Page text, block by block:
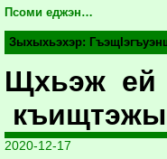
Псоми еджэн…
Зыхыхьэхэр:
Щхьэж ей
2020-12-17